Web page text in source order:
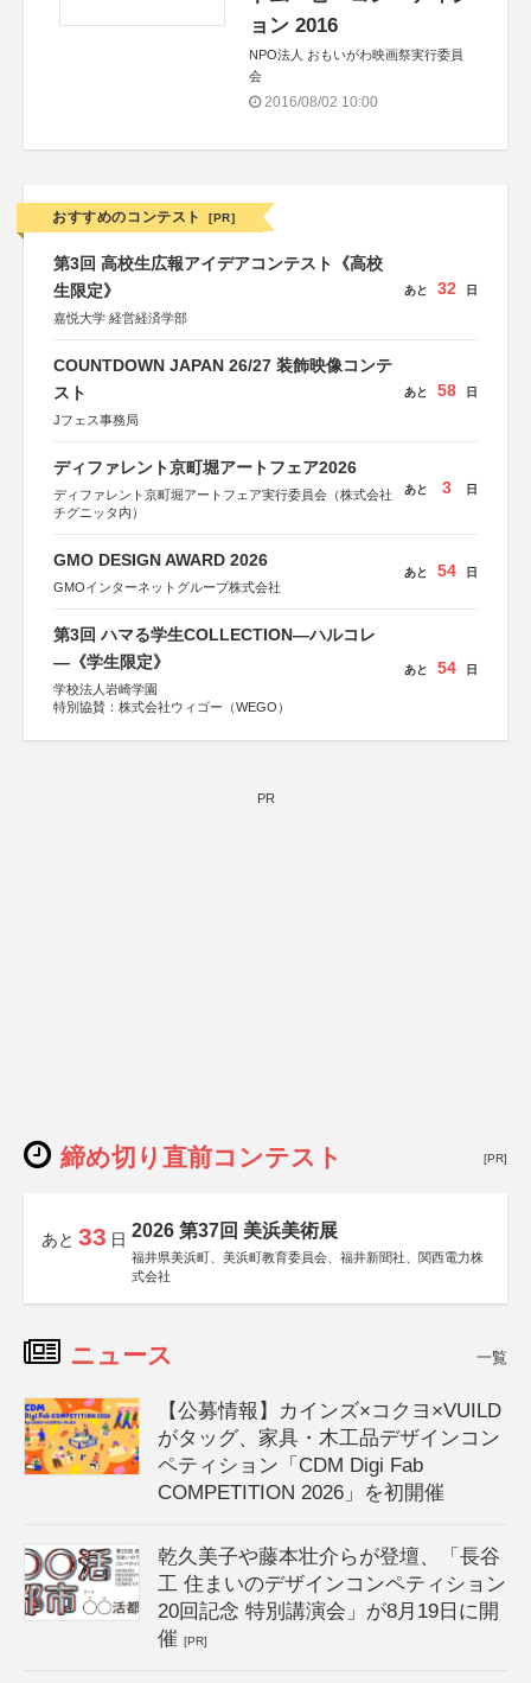
ョン 2016
NPO法人 おもいがわ映画祭実行委員
会
2016/08/02 10:00
おすすめのコンテスト [PR]
第3回 高校生広報アイデアコンテスト《高校
生限定》
嘉悦大学 経営経済学部
あと 32 日
COUNTDOWN JAPAN 26/27 装飾映像コンテ
スト
Jフェス事務局
あと 58 日
ディファレント京町堀アートフェア2026
ディファレント京町堀アートフェア実行委員会（株式会社
チグニッタ内）
あと 3 日
GMO DESIGN AWARD 2026
GMOインターネットグループ株式会社
あと 54 日
第3回 ハマる学生COLLECTION―ハルコレ
―《学生限定》
学校法人岩崎学園
特別協賛：株式会社ウィゴー（WEGO）
あと 54 日
PR
締め切り直前コンテスト [PR]
あと 33 日 2026 第37回 美浜美術展
福井県美浜町、美浜町教育委員会、福井新聞社、関西電力株
式会社
ニュース 一覧
【公募情報】カインズ×コクヨ×VUILD
がタッグ、家具・木工品デザインコン
ペティション「CDM Digi Fab
COMPETITION 2026」を初開催
乾久美子や藤本壮介らが登壇、「長谷
工 住まいのデザインコンペティション
20回記念 特別講演会」が8月19日に開
催[PR]